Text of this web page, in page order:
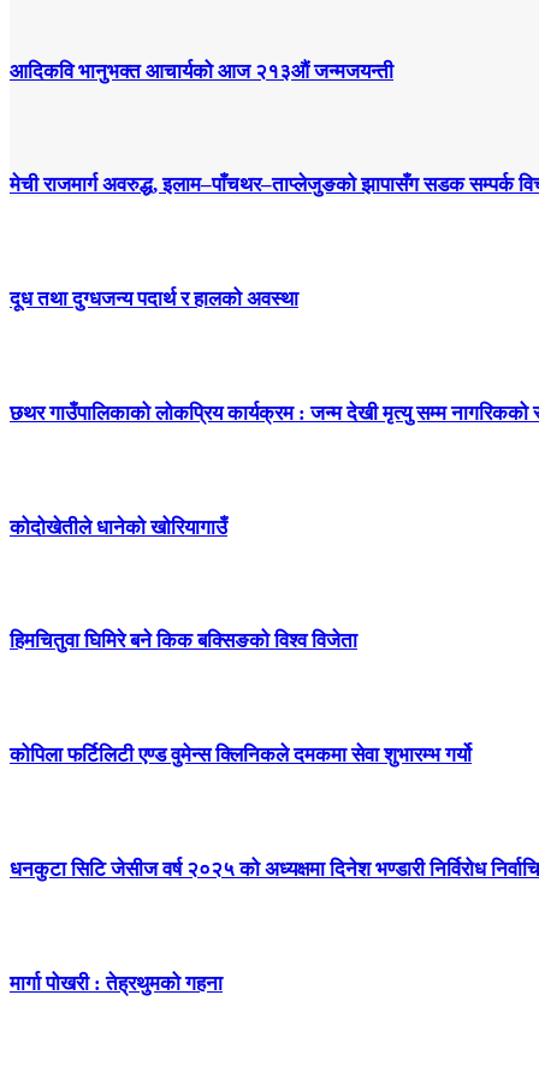
आदिकवि भानुभक्त आचार्यको आज २१३औं जन्मजयन्ती
मेची राजमार्ग अवरुद्ध, इलाम–पाँचथर–ताप्लेजुङको झापासँग सडक सम्पर्क
दूध तथा दुग्धजन्य पदार्थ र हालको अवस्था
छथर गाउँपालिकाको लोकप्रिय कार्यक्रम : जन्म देखी मृत्यु सम्म नागरिकको
कोदोखेतीले धानेको खोरियागाउँ
हिमचितुवा घिमिरे बने किक बक्सिङको विश्व विजेता
कोपिला फर्टिलिटी एण्ड वुमेन्स क्लिनिकले दमकमा सेवा शुभारम्भ गर्यो
धनकुटा सिटि जेसीज वर्ष २०२५ को अध्यक्षमा दिनेश भण्डारी निर्विरोध
मार्गा पोखरी : तेह्रथुमको गहना